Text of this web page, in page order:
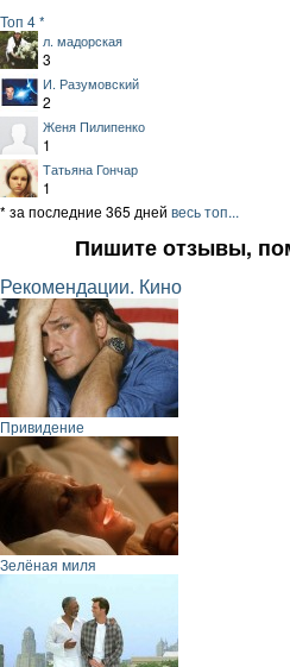
Топ 4 *
л. мадорская
3
И. Разумовский
2
Женя Пилипенко
1
Татьяна Гончар
1
* за последние 365 дней весь топ...
Пишите отзывы,
Рекомендации. Кино
Привидение
Зелёная миля